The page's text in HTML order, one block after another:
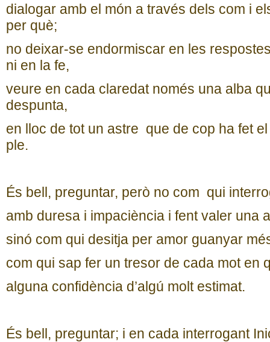
dialogar amb el món a través dels com i
per què;
no deixar-se endormiscar en les
ni en la fe,
veure en cada claredat només una alba
despunta,
en lloc de tot un astre que de cop ha fet el
ple.
És bell, preguntar, però no com qui
amb duresa i impaciència i fent valer una
sinó com qui desitja per amor guanyar
com qui sap fer un tresor de cada mot en
alguna confidència d’algú molt estimat.
És bell, preguntar; i en cada interrogant